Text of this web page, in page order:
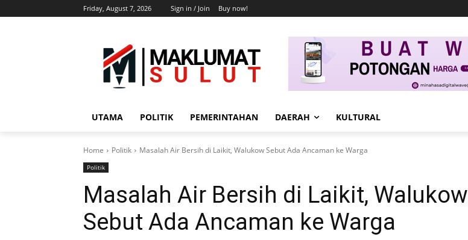
Friday, August 7, 2026 Sign in / Join Buy now!
UTAMA POLITIK PEMERINTAHAN DAERAH KULTURAL
Home Politik Masalah Air Bersih di Laikit, Walukow Sebut Ada Ancaman ke Warga
Politik
Masalah Air Bersih di Laikit, Walukow
Sebut Ada Ancaman ke Warga